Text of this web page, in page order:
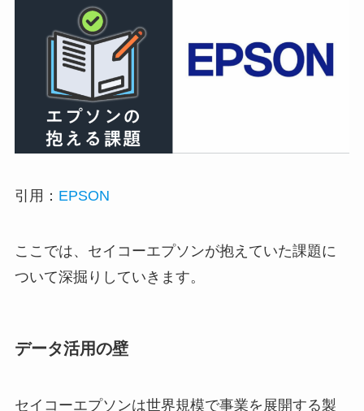
引用： EPSON
ここでは、セイコーエプソンが抱えていた課題に
ついて深掘りしていきます。
データ活用の壁
セイコーエプソンは世界規模で事業を展開する製